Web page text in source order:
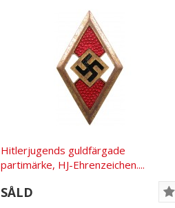
Hitlerjugends guldfärgade
partimärke, HJ-Ehrenzeichen....
SÅLD